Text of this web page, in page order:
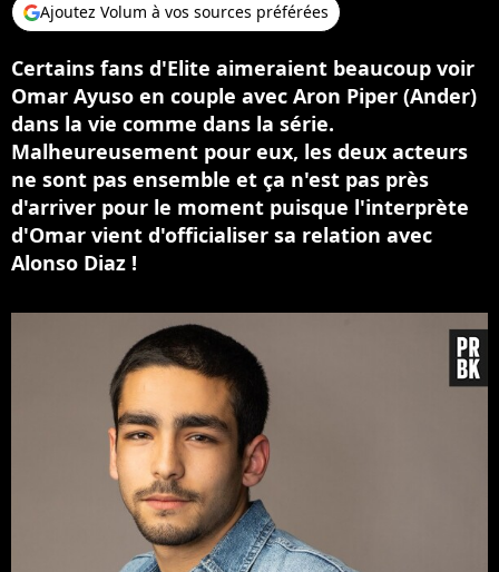
Ajoutez Volum à vos sources préférées
Certains fans d'Elite aimeraient beaucoup voir
Omar Ayuso en couple avec Aron Piper (Ander)
dans la vie comme dans la série.
Malheureusement pour eux, les deux acteurs
ne sont pas ensemble et ça n'est pas près
d'arriver pour le moment puisque l'interprète
d'Omar vient d'officialiser sa relation avec
Alonso Diaz !